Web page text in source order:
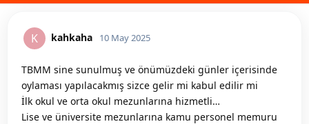
K kahkaha 10 May 2025
TBMM sine sunulmuş ve önümüzdeki günler içerisinde
oylaması yapılacakmış sizce gelir mi kabul edilir mi
İlk okul ve orta okul mezunlarına hizmetli…
Lise ve üniversite mezunlarına kamu personel memuru